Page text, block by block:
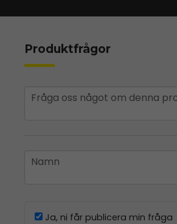
Produktfrågor
question
Fråga oss något om denna
name
Namn
Ja, ni får publicera min fråga